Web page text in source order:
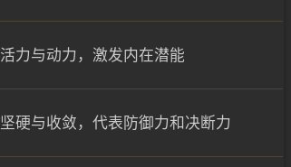
活力与动力，激发内在潜能
坚硬与收敛，代表防御力和决断力